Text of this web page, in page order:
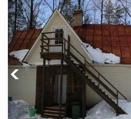
Previous